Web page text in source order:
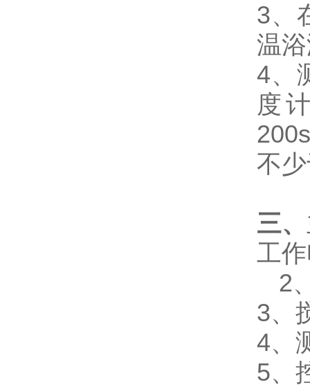
3、
温
4、
度
不
三、
工
2
3、
4、
5